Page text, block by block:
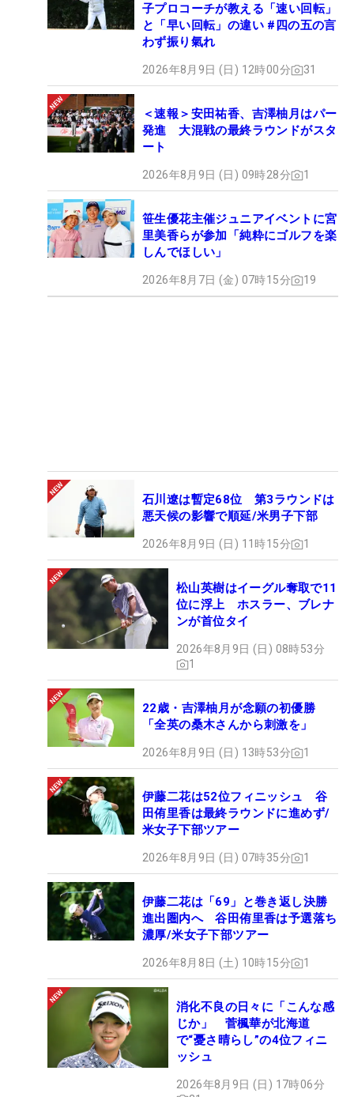
子プロコーチが教える「速い回転」
と「早い回転」の違い #四の五の言
わず振り氣れ
2026年8月9日 (日) 12時00分 31
＜速報＞安田祐香、吉澤柚月はパー
発進 大混戦の最終ラウンドがスタ
ート
2026年8月9日 (日) 09時28分 1
笹生優花主催ジュニアイベントに宮
里美香らが参加「純粋にゴルフを楽
しんでほしい」
2026年8月7日 (金) 07時15分 19
石川遼は暫定68位 第3ラウンドは
悪天候の影響で順延/米男子下部
2026年8月9日 (日) 11時15分 1
松山英樹はイーグル奪取で11
位に浮上 ホスラー、ブレナ
ンが首位タイ
2026年8月9日 (日) 08時53分
1
22歳・吉澤柚月が念願の初優勝
「全英の桑木さんから刺激を」
2026年8月9日 (日) 13時53分 1
伊藤二花は52位フィニッシュ 谷
田侑里香は最終ラウンドに進めず/
米女子下部ツアー
2026年8月9日 (日) 07時35分 1
伊藤二花は「69」と巻き返し決勝
進出圏内へ 谷田侑里香は予選落ち
濃厚/米女子下部ツアー
2026年8月8日 (土) 10時15分 1
消化不良の日々に「こんな感
じか」 菅楓華が北海道
で“憂さ晴らし”の4位フィニ
ッシュ
2026年8月9日 (日) 17時06分